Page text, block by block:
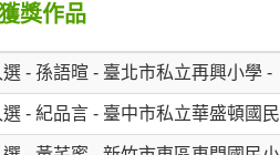
獎作品
- 孫語暄 - 臺北市私立再興小學 -
- 紀品言 - 臺中市私立華盛頓國